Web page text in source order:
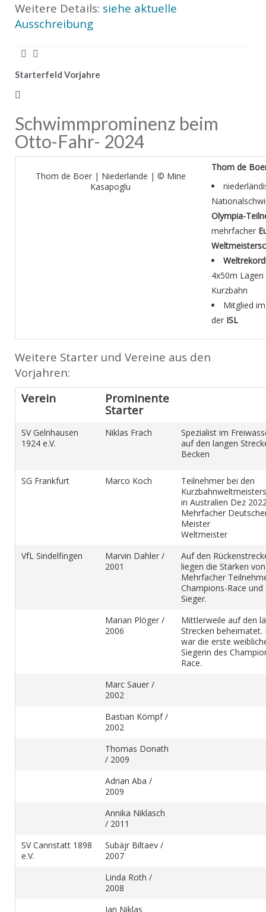
Weitere Details: siehe aktuelle
Ausschreibung
Starterfeld Vorjahre
Schwimmprominenz beim
Otto-Fahr- 2024
Thom de Boer | Niederlande | © Mine
Kasapoglu
Thom de
Olympia-
mehrfacher
4x50m
Kurzbahn
Mitglied
der ISL
Weitere Starter und Vereine aus den
Vorjahren:
Verein
Prominente
Starter
SV Gelnhausen
1924 e.V.
Niklas Frach
Spezialist im
auf den langen
Becken
SG Frankfurt Marco Koch
Teilnehmer bei den
in Australien Dez
Mehrfacher
Meister
Weltmeister
VfL Sindelfingen
Marvin Dahler /
2001
Auf den
liegen die Stärken
Mehrfacher
Champions-Race
Sieger.
Marian Plöger /
2006
Mittlerweile auf den
Strecken beheimatet.
war die erste
Siegerin des
Race.
Marc Sauer /
2002
Bastian Kömpf /
2002
Thomas Donath
/ 2009
Adrian Aba /
2009
Annika Niklasch
/ 2011
SV Cannstatt 1898
e.V.
Subäjr Biltaev /
2007
Linda Roth /
2008
Jan Niklas